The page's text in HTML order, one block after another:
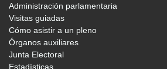
Administración parlamentaria
Visitas guiadas
Cómo asistir a un pleno
Órganos auxiliares
Junta Electoral
Estadísticas